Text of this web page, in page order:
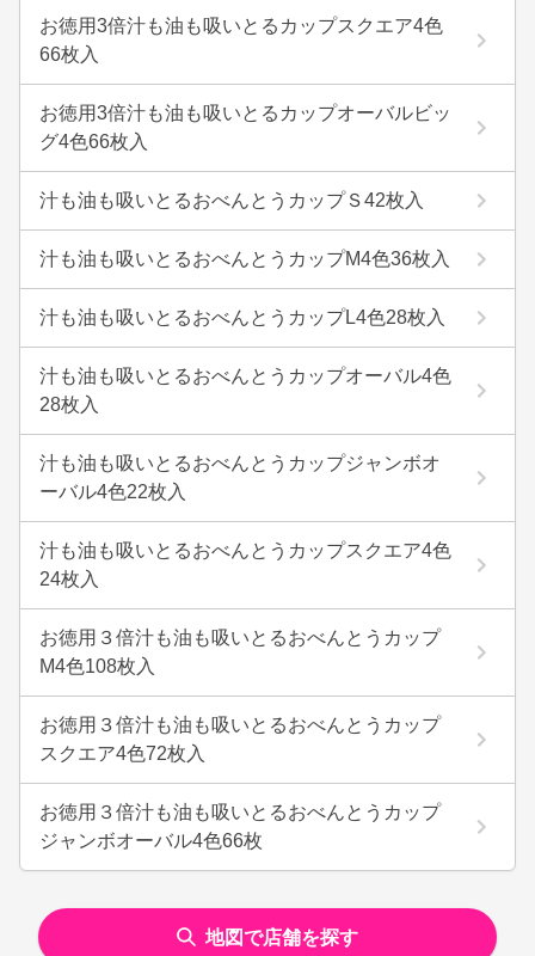
お徳用3倍汁も油も吸いとるカップスクエア4色
66枚入
お徳用3倍汁も油も吸いとるカップオーバルビッ
グ4色66枚入
汁も油も吸いとるおべんとうカップＳ42枚入
汁も油も吸いとるおべんとうカップM4色36枚入
汁も油も吸いとるおべんとうカップL4色28枚入
汁も油も吸いとるおべんとうカップオーバル4色
28枚入
汁も油も吸いとるおべんとうカップジャンボオ
ーバル4色22枚入
汁も油も吸いとるおべんとうカップスクエア4色
24枚入
お徳用３倍汁も油も吸いとるおべんとうカップ
M4色108枚入
お徳用３倍汁も油も吸いとるおべんとうカップ
スクエア4色72枚入
お徳用３倍汁も油も吸いとるおべんとうカップ
ジャンボオーバル4色66枚
地図で店舗を探す